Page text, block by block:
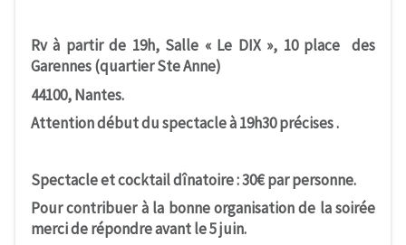
Rvà partir de 19h, Salle « Le DIX», 10 place des
Garennes (quartier Ste Anne)
44100, Nantes.
Attention début du spectacleà19h30 précises .
Spectacle et cocktail dînatoire : 30€par personne.
Pour contribuerà la bonne organisation de la soirée
merci de répondre avant le 5 juin.